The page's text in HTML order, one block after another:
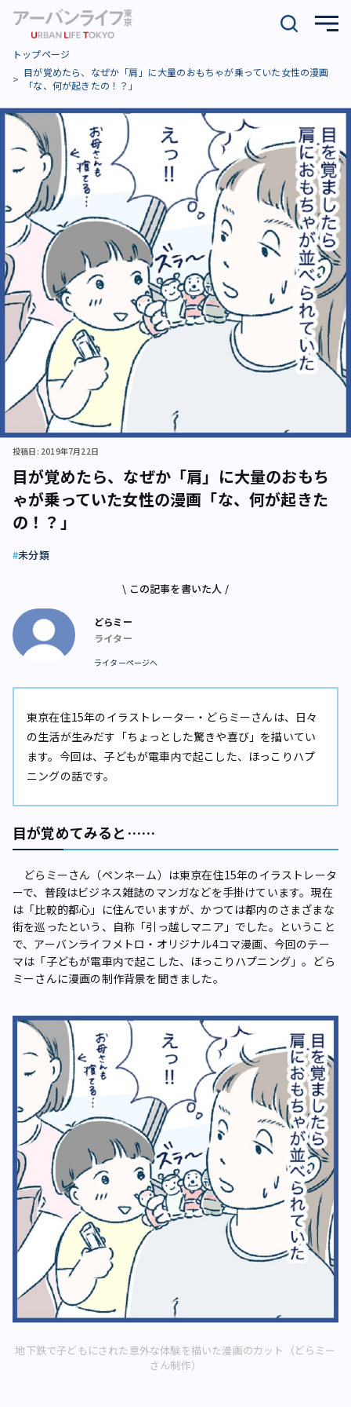
トップページ
目が覚めたら、なぜか「肩」に大量のおもちゃが乗っていた女性の漫画
「な、何が起きたの！？」
目が覚めたら、なぜか「肩」に大量のおもち
ゃが乗っていた女性の漫画「な、何が起きた
の！？」
投稿日: 2019年7月22日
未分類
\ この記事を書いた人 /
どらミー
ライター
ライターページへ
東京在住15年のイラストレーター・どらミーさんは、日々
の生活が生みだす「ちょっとした驚きや喜び」を描いてい
ます。今回は、子どもが電車内で起こした、ほっこりハプ
ニングの話です。
目が覚めてみると……
どらミーさん（ペンネーム）は東京在住15年のイラストレータ
ーで、普段はビジネス雑誌のマンガなどを手掛けています。現在
は「比較的都心」に住んでいますが、かつては都内のさまざまな
街を巡ったという、自称「引っ越しマニア」でした。ということ
で、アーバンライフメトロ・オリジナル4コマ漫画、今回のテー
マは「子どもが電車内で起こした、ほっこりハプニング」。どら
ミーさんに漫画の制作背景を聞きました。
地下鉄で子どもにされた意外な体験を描いた漫画のカット（どらミー
さん制作）